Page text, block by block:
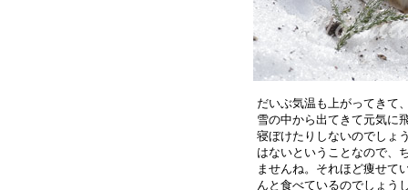
だいぶ気温も上がってきて
雪の中から出てきて元気に
寝ぼけたりしないのでしょ
はないということなので、
ませんね。それほど痩せて